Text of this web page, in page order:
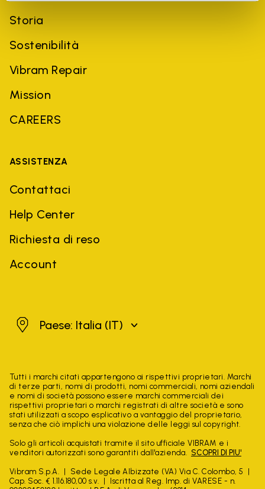
Storia
Sostenibilità
Vibram Repair
Mission
CAREERS
ASSISTENZA
Contattaci
Help Center
Richiesta di reso
Account
Italia Paese: Italia (IT)
Tutti i marchi citati appartengono ai rispettivi proprietari. Marchi
di terze parti, nomi di prodotti, nomi commerciali, nomi aziendali
e nomi di società possono essere marchi commerciali dei
rispettivi proprietari o marchi registrati di altre società e sono
stati utilizzati a scopo esplicativo a vantaggio del proprietario,
senza che ciò implichi una violazione delle leggi sul copyright.
Solo gli articoli acquistati tramite il sito ufficiale VIBRAM e i
venditori autorizzati sono garantiti dall'azienda. SCOPRI DI PIU'
Vibram S.p.A.
Sede Legale Albizzate (VA) Via C. Colombo, 5
Cap. Soc. € 1.116.180,00 s.v.
Iscritta al Reg. Imp. di VARESE - n.